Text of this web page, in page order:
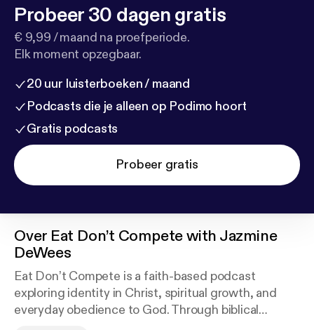
Probeer 30 dagen gratis
€ 9,99 / maand na proefperiode.
Elk moment opzegbaar.
20 uur luisterboeken / maand
Podcasts die je alleen op Podimo hoort
Gratis podcasts
Probeer gratis
Over Eat Don’t Compete with Jazmine
DeWees
Eat Don’t Compete is a faith-based podcast
exploring identity in Christ, spiritual growth, and
everyday obedience to God. Through biblical